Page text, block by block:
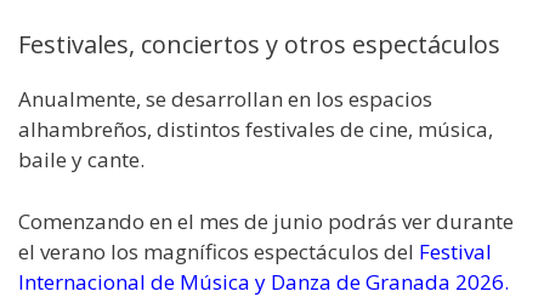
Festivales, conciertos y otros espectáculos
Anualmente, se desarrollan en los espacios
alhambreños, distintos festivales de cine, música,
baile y cante.
Comenzando en el mes de junio podrás ver durante
el verano los magníficos espectáculos del Festival
Internacional de Música y Danza de Granada 2026.